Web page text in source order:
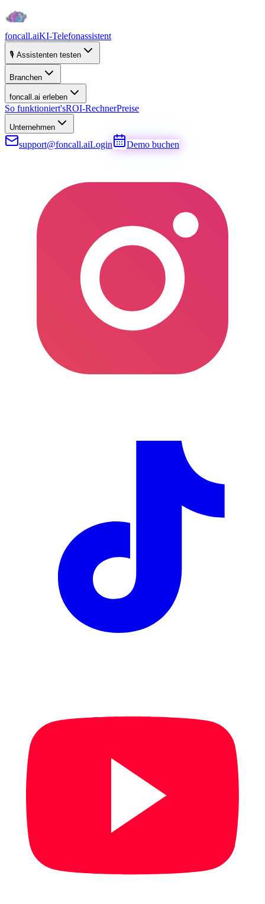
foncall.aiKI-Telefonassistent
🎙️ Assistenten testen
Branchen
foncall.ai erleben
So funktioniert'sROI-RechnerPreise
Unternehmen
support@foncall.aiLogin Demo buchen